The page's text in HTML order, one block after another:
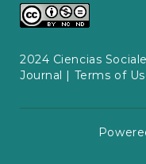
2024 Ciencias
Journal | Terms of